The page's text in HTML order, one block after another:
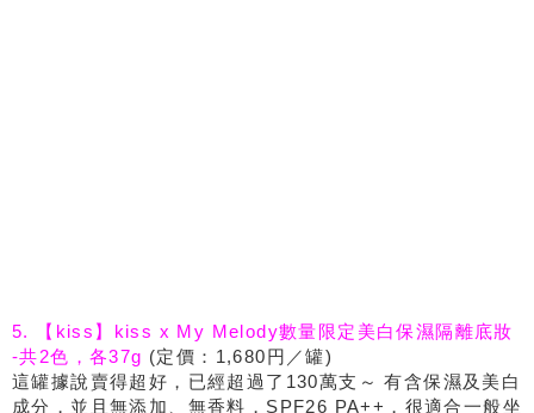
5. 【kiss】kiss x My Melody數量限定美白保濕隔離底妝
-共2色，各37g (定價：1,680円／罐)
這罐據說賣得超好，已經超過了130萬支～ 有含保濕及美白
成分，並且無添加、無香料，SPF26 PA++，很適合一般坐